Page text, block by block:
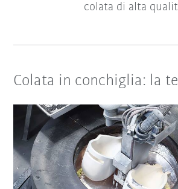
colata di alta
Colata in conchiglia: la